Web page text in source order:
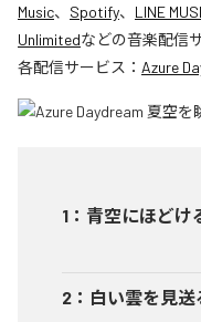
Music、 Spotify、 LINE
Unlimitedなどの音楽配信
各配信サービス： Azure
1 ： 青空にほどけ
2 ： 白い雲を見送